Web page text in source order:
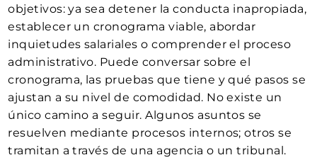
objetivos: ya sea detener la conducta inapropiada,
establecer un cronograma viable, abordar
inquietudes salariales o comprender el proceso
administrativo. Puede conversar sobre el
cronograma, las pruebas que tiene y qué pasos se
ajustan a su nivel de comodidad. No existe un
único camino a seguir. Algunos asuntos se
resuelven mediante procesos internos; otros se
tramitan a través de una agencia o un tribunal.